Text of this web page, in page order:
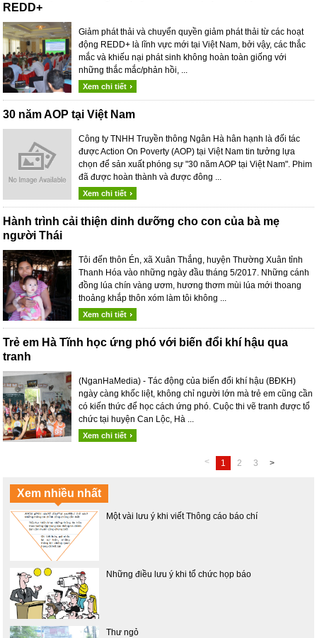
REDD+
Giảm phát thải và chuyển quyền giảm phát thải từ các hoạt
động REDD+ là lĩnh vực mới tại Việt Nam, bởi vậy, các thắc
mắc và khiếu nại phát sinh không hoàn toàn giống với
những thắc mắc/phản hồi, ...
Xem chi tiết
30 năm AOP tại Việt Nam
Công ty TNHH Truyền thông Ngân Hà hân hạnh là đối tác
được Action On Poverty (AOP) tại Việt Nam tin tưởng lựa
chọn để sản xuất phóng sự "30 năm AOP tại Việt Nam". Phim
đã được hoàn thành và được đông ...
Xem chi tiết
Hành trình cải thiện dinh dưỡng cho con của bà mẹ
người Thái
Tôi đến thôn Én, xã Xuân Thắng, huyện Thường Xuân tỉnh
Thanh Hóa vào những ngày đầu tháng 5/2017. Những cánh
đồng lúa chín vàng ươm, hương thơm mùi lúa mới thoang
thoảng khắp thôn xóm làm tôi không ...
Xem chi tiết
Trẻ em Hà Tĩnh học ứng phó với biến đổi khí hậu qua
tranh
(NganHaMedia) - Tác động của biến đổi khí hậu (BĐKH)
ngày càng khốc liệt, không chỉ người lớn mà trẻ em cũng cần
có kiến thức để học cách ứng phó. Cuộc thi vẽ tranh được tổ
chức tại huyện Can Lộc, Hà ...
Xem chi tiết
< 1 2 3 >
Xem nhiều nhất
Một vài lưu ý khi viết Thông cáo báo chí
Những điều lưu ý khi tổ chức họp báo
Thư ngỏ